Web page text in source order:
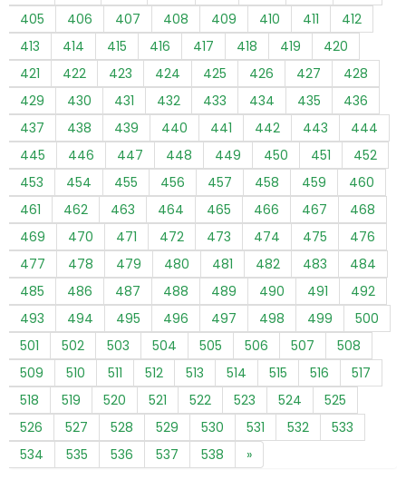
405
406 407 408 409 410 411
412
413
414 415 416 417 418 419
420
421
422 423 424 425 426 427
428
429
430 431 432 433 434 435
436
437
438 439 440 441 442 443
444
445
446 447 448 449 450 451
452
453
454 455 456 457 458 459
460
461
462 463 464 465 466 467
468
469
470 471 472 473 474 475
476
477
478 479 480 481 482 483
484
485
486 487 488 489 490 491
492
493
494 495 496 497 498 499
500
501
502 503 504 505 506 507
508
509
510 511 512 513 514 515 516
517
518
519 520 521 522 523 524
525
526
527 528 529 530 531 532
533
534
535 536 537 538 »